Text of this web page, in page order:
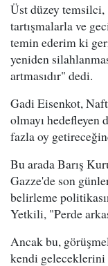
Üst düzey temsilci,
tartışmalarla ve
temin ederim ki
yeniden
artmasıdır" dedi.
Gadi Eisenkot,
olmayı
fazla oy
Bu arada Barış
Gazze'de son
belirleme
Yetkili, "Perde
Ancak bu,
kendi geleceklerini